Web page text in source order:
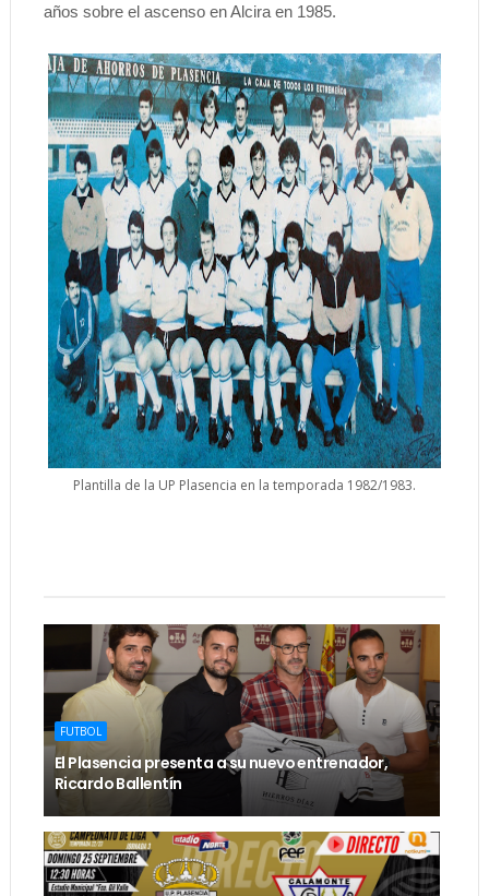
años sobre el ascenso en Alcira en 1985.
Plantilla de la UP Plasencia en la temporada 1982/1983.
FUTBOL
El Plasencia presenta a su nuevo entrenador,
Ricardo Ballentín